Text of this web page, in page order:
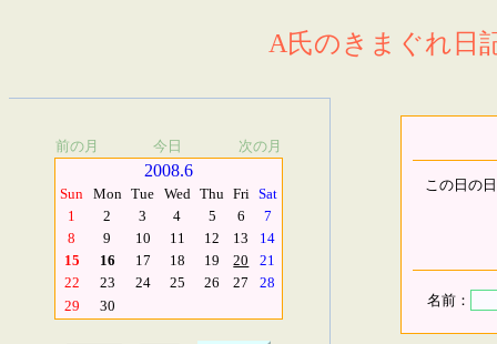
A氏のきまぐれ日
前の月 今日 次の月
2008.6
Sun Mon Tue Wed Thu Fri Sat
1
2 3 4 5 6
7
8
9 10 11 12 13
14
15
16 17 18 19 20
21
22
23 24 25 26 27
28
29
30
この日の
名前：